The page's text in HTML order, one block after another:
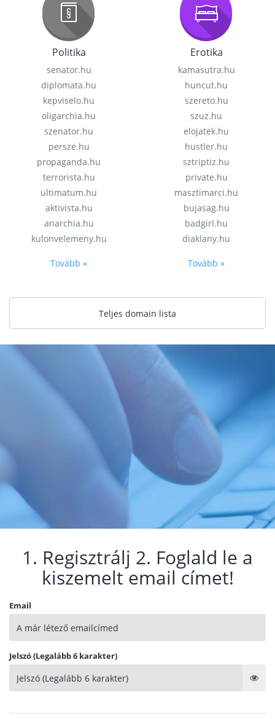
Politika
senator.hu
diplomata.hu
kepviselo.hu
oligarchia.hu
szenator.hu
persze.hu
propaganda.hu
terrorista.hu
ultimatum.hu
aktivista.hu
anarchia.hu
kulonvelemeny.hu
Tovább »
Erotika
kamasutra.hu
huncut.hu
szereto.hu
szuz.hu
elojatek.hu
hustler.hu
sztriptiz.hu
private.hu
masztimarci.hu
bujasag.hu
badgirl.hu
diaklany.hu
Tovább »
Teljes domain lista
1. Regisztrálj 2. Foglald le a
kiszemelt email címet!
Email
Jelszó (Legalább 6 karakter)